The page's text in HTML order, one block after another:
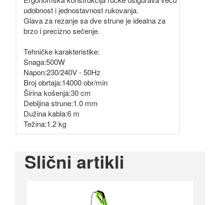
udobnost i jednostavnost rukovanja.
Glava za rezanje sa dve strune je idealna za
brzo i precizno sečenje.
Tehničke karakteristike:
Snaga:500W
Napon:230/240V - 50Hz
Broj obrtaja:14000 obr/min
Širina košenja:30 cm
Debljina strune:1.0 mm
Dužina kabla:6 m
Težina:1.2 kg
Slični artikli